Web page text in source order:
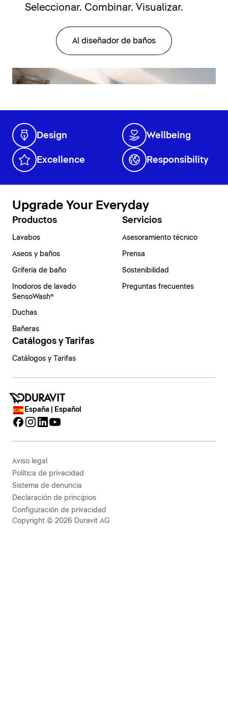
Seleccionar. Combinar. Visualizar.
Al diseñador de baños
Design Wellbeing
Excellence Responsibility
Upgrade Your Everyday
Productos
Lavabos
Aseos y baños
Grifería de baño
Inodoros de lavado
SensoWash®
Duchas
Bañeras
Servicios
Asesoramiento técnico
Prensa
Sostenibilidad
Preguntas frecuentes
Catálogos y Tarifas
Catálogos y Tarifas
España | Español
Aviso legal
Política de privacidad
Sistema de denuncia
Declaración de principios
Configuración de privacidad
Copyright © 2026 Duravit AG